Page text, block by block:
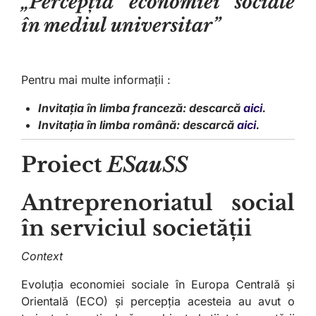
în mediul universitar”
Pentru mai multe informații :
Invitația în limba franceză: descarcă aici.
Invitația în limba română: descarcă aici.
ProiectESauSS
Antreprenoriatul social
în serviciul societății
Context
Evoluția economiei sociale în Europa Centrală și
Orientală (ECO) și percepția acesteia au avut o